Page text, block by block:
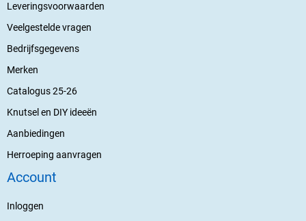
Leveringsvoorwaarden
Veelgestelde vragen
Bedrijfsgegevens
Merken
Catalogus 25-26
Knutsel en DIY ideeën
Aanbiedingen
Herroeping aanvragen
Account
Inloggen